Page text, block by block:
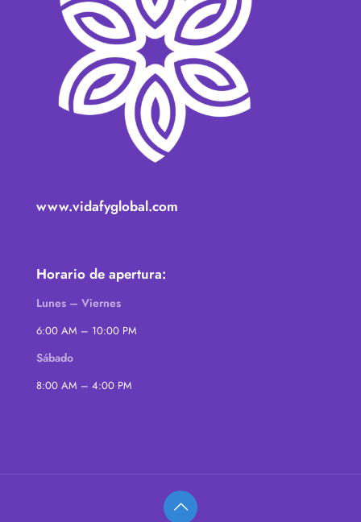
www.vidafyglobal.com
Horario de apertura:
Lunes – Viernes
6:00 AM – 10:00 PM
Sábado
8:00 AM – 4:00 PM